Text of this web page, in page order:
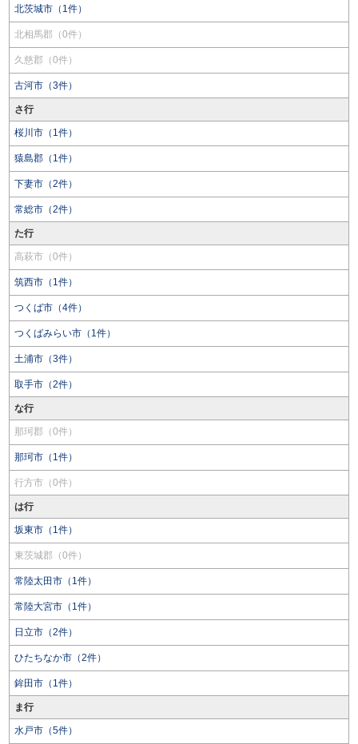
北茨城市（1件）
北相馬郡（0件）
久慈郡（0件）
古河市（3件）
さ行
桜川市（1件）
猿島郡（1件）
下妻市（2件）
常総市（2件）
た行
高萩市（0件）
筑西市（1件）
つくば市（4件）
つくばみらい市（1件）
土浦市（3件）
取手市（2件）
な行
那珂郡（0件）
那珂市（1件）
行方市（0件）
は行
坂東市（1件）
東茨城郡（0件）
常陸太田市（1件）
常陸大宮市（1件）
日立市（2件）
ひたちなか市（2件）
鉾田市（1件）
ま行
水戸市（5件）